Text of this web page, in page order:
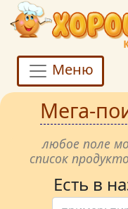
Меню
Мега-
любое поле
список
Есть в